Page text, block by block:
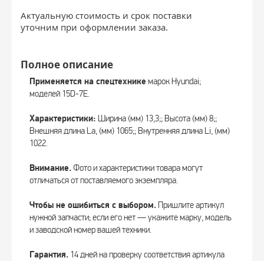
Актуальную стоимость и срок поставки
уточним при оформлении заказа.
Полное описание
Применяется на спецтехнике марок Hyundai;
моделей 15D-7E.
Характеристики: Ширина (мм) 13,3;; Высота (мм) 8;;
Внешняя длина La, (мм) 1065;; Внутренняя длина Li, (мм)
1022.
Внимание.Фото и характеристики товара могут
отличаться от поставляемого экземпляра.
Чтобы не ошибиться с выбором.Пришлите артикул
нужной запчасти; если его нет — укажите марку, модель
и заводской номер вашей техники.
Гарантия. 14 дней на проверку соответствия артикула